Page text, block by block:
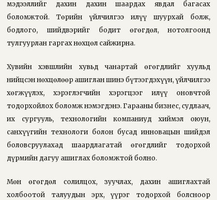
мэдээллийг дахин дахин шаардах явдал багасах
боломжтой. Төрийн үйлчилгээ илүү шуурхай болж,
бодлого, шийдвэрийг бодит өгөгдөл, нотолгоонд
тулгуурлан гаргах нөхцөл сайжирна.
Хувийн хэвшлийн хувьд чанартай өгөгдлийг хуульд
нийцсэн нөхцөлөөр ашиглан шинэ бүтээгдэхүүн, үйлчилгээ
хөгжүүлэх, хэрэглэгчийн хэрэгцээг илүү оновчтой
тодорхойлох боломж нэмэгдэнэ. Гарааны бизнес, судлаач,
их сургууль, технологийн компаниуд хиймэл оюун,
санхүүгийн технологи болон бусад инновацын шийдэл
боловсруулахад шаардлагатай өгөгдлийг тодорхой
дүрмийн дагуу ашиглах боломжтой болно.
Мөн өгөгдөл солилцох, зуучлах, дахин ашиглахтай
холбоотой талуудын эрх, үүрэг тодорхой болсноор